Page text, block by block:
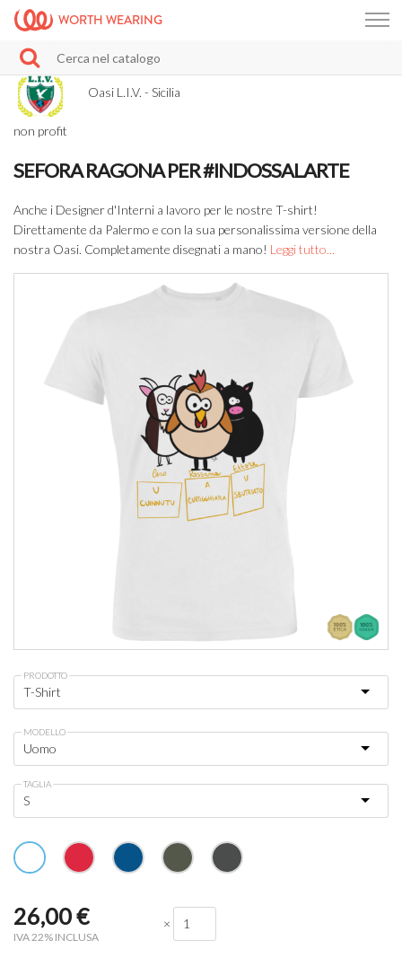
WORTH WEARING
Oasi L.I.V. - Sicilia
non profit
SEFORA RAGONA PER #INDOSSALARTE
Anche i Designer d'Interni a lavoro per le nostre T-shirt!
Direttamente da Palermo e con la sua personalissima versione della
nostra Oasi. Completamente disegnati a mano! Leggi tutto...
PRODOTTO
MODELLO
TAGLIA
26,00€
IVA 22% INCLUSA
×